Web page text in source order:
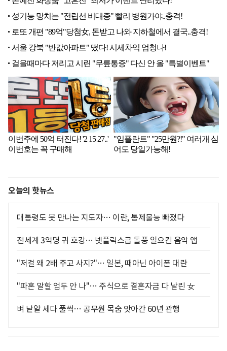
오늘의 핫뉴스
대통령도 못 만나는 지도자… 이란, 통제불능 빠졌다
전세계 3억명 귀 호강… 넷플릭스급 돌풍 일으킨 음악 앱
"저걸 왜 2배 주고 사지?"… 일본, 때아닌 아이폰 대란
"파혼 말할 엄두 안 나"… 주식으로 결혼자금 다 날린 女
벼 낱알 세다 풀썩… 공무원 목숨 앗아간 60년 관행